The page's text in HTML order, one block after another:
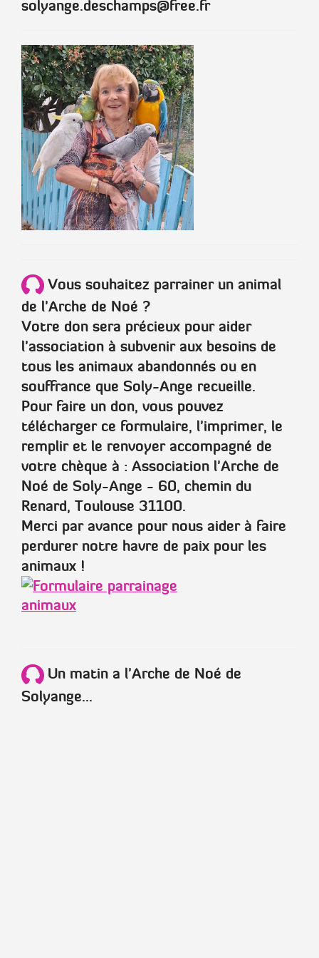
solyange.deschamps@free.fr
Vous souhaitez parrainer un animal
de l'Arche de Noé ?
Votre don sera précieux pour aider
l'association à subvenir aux besoins de
tous les animaux abandonnés ou en
souffrance que Soly-Ange recueille.
Pour faire un don, vous pouvez
télécharger ce formulaire, l'imprimer, le
remplir et le renvoyer accompagné de
votre chèque à : Association l'Arche de
Noé de Soly-Ange - 60, chemin du
Renard, Toulouse 31100.
Merci par avance pour nous aider à faire
perdurer notre havre de paix pour les
animaux !
Un matin a l'Arche de Noé de
Solyange...